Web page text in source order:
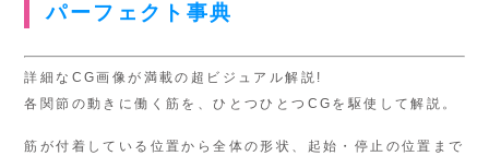
パーフェクト事典
詳細なCG画像が満載の超ビジュアル解説!
各関節の動きに働く筋を、ひとつひとつCGを駆使して解説。
筋が付着している位置から全体の形状、起始・停止の位置まで